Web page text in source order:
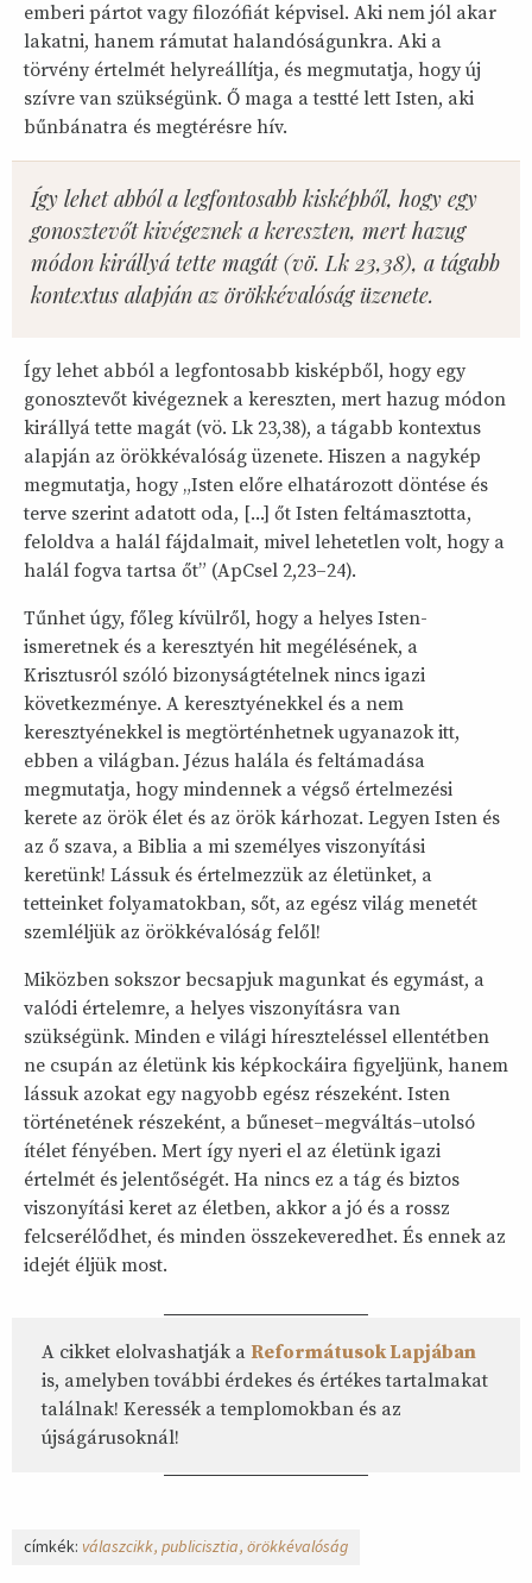
emberi pártot vagy filozófiát képvisel. Aki nem jól akar
lakatni, hanem rámutat halandóságunkra. Aki a
törvény értelmét helyreállítja, és megmutatja, hogy új
szívre van szükségünk. Ő maga a testté lett Isten, aki
bűnbánatra és megtérésre hív.
Így lehet abból a legfontosabb kisképből, hogy egy
gonosztevőt kivégeznek a kereszten, mert hazug
módon királlyá tette magát (vö. Lk 23,38), a tágabb
kontextus alapján az örökkévalóság üzenete.
Így lehet abból a legfontosabb kisképből, hogy egy
gonosztevőt kivégeznek a kereszten, mert hazug módon
királlyá tette magát (vö. Lk 23,38), a tágabb kontextus
alapján az örökkévalóság üzenete. Hiszen a nagykép
megmutatja, hogy „Isten előre elhatározott döntése és
terve szerint adatott oda, [...] őt Isten feltámasztotta,
feloldva a halál fájdalmait, mivel lehetetlen volt, hogy a
halál fogva tartsa őt” (ApCsel 2,23–24).
Tűnhet úgy, főleg kívülről, hogy a helyes Isten-
ismeretnek és a keresztyén hit megélésének, a
Krisztusról szóló bizonyságtételnek nincs igazi
következménye. A keresztyénekkel és a nem
keresztyénekkel is megtörténhetnek ugyanazok itt,
ebben a világban. Jézus halála és feltámadása
megmutatja, hogy mindennek a végső értelmezési
kerete az örök élet és az örök kárhozat. Legyen Isten és
az ő szava, a Biblia a mi személyes viszonyítási
keretünk! Lássuk és értelmezzük az életünket, a
tetteinket folyamatokban, sőt, az egész világ menetét
szemléljük az örökkévalóság felől!
Miközben sokszor becsapjuk magunkat és egymást, a
valódi értelemre, a helyes viszonyításra van
szükségünk. Minden e világi híreszteléssel ellentétben
ne csupán az életünk kis képkockáira figyeljünk, hanem
lássuk azokat egy nagyobb egész részeként. Isten
történetének részeként, a bűneset–megváltás–utolsó
ítélet fényében. Mert így nyeri el az életünk igazi
értelmét és jelentőségét. Ha nincs ez a tág és biztos
viszonyítási keret az életben, akkor a jó és a rossz
felcserélődhet, és minden összekeveredhet. És ennek az
idejét éljük most.
A cikket elolvashatják a Reformátusok Lapjában
is, amelyben további érdekes és értékes tartalmakat
találnak! Keressék a templomokban és az
újságárusoknál!
címkék: válaszcikk publicisztia örökkévalóság